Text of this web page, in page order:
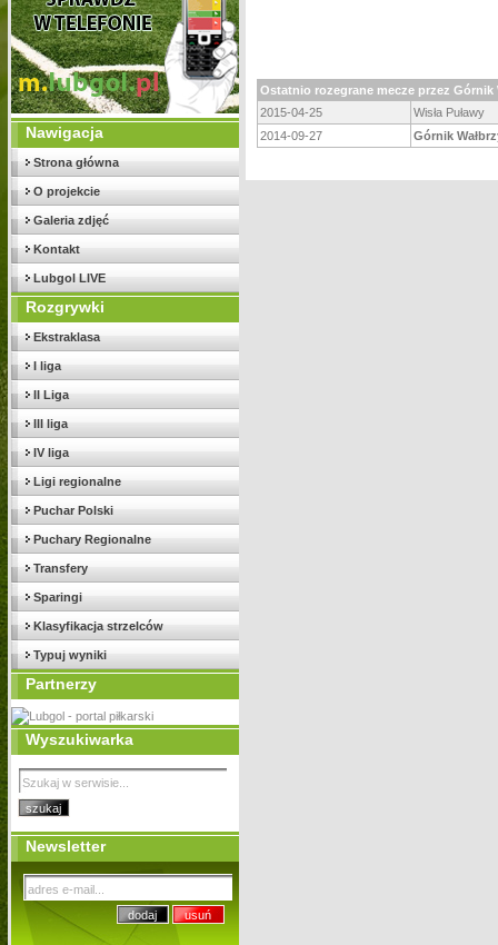
Nawigacja
Strona główna
O projekcie
Galeria zdjęć
Kontakt
Lubgol LIVE
Rozgrywki
Ekstraklasa
I liga
II Liga
III liga
IV liga
Ligi regionalne
Puchar Polski
Puchary Regionalne
Transfery
Sparingi
Klasyfikacja strzelców
Typuj wyniki
Partnerzy
Wyszukiwarka
Newsletter
Ostatnio rozegrane mecze przez Górnik
2015-04-25
Wisła Puławy
2014-09-27
Górnik